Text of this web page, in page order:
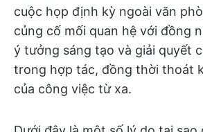
cuộc họp định kỳ ngoài văn
củng cố mối quan hệ với đồng
ý tưởng sáng tạo và giải quyết
trong hợp tác, đồng thời thoát
của công việc từ xa.